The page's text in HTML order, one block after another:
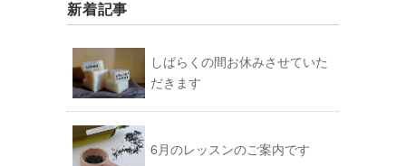
新着記事
しばらくの間お休みさせていた
だきます
6月のレッスンのご案内です